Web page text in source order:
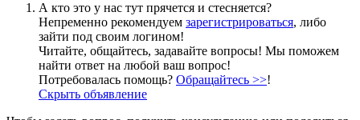
А кто это у нас тут прячется и стесняется?
Непременно рекомендуем зарегистрироваться, либо
зайти под своим логином!
Читайте, общайтесь, задавайте вопросы! Мы поможем
найти ответ на любой ваш вопрос!
Потребовалась помощь? Обращайтесь >>!
Скрыть объявление